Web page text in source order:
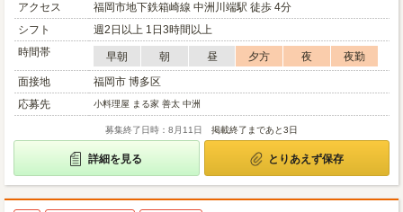
アクセス
福岡市地下鉄箱崎線 中洲川端駅 徒歩 4分
シフト
週2日以上 1日3時間以上
時間帯
早朝 朝 昼 夕方 夜
夜勤
面接地
福岡市 博多区
応募先
小料理屋 まる家 善太 中洲
募集終了日時：8月11日 掲載終了まであと3日
詳細を見る とりあえず保存